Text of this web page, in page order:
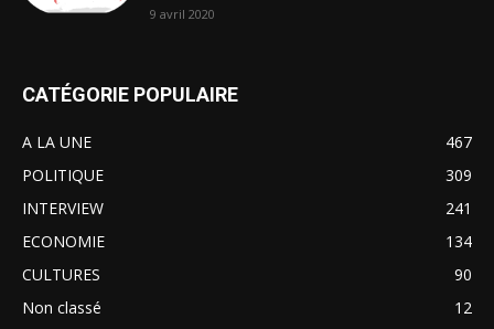
9 avril 2020
CATÉGORIE POPULAIRE
A LA UNE
467
POLITIQUE
309
INTERVIEW
241
ECONOMIE
134
CULTURES
90
Non classé
12